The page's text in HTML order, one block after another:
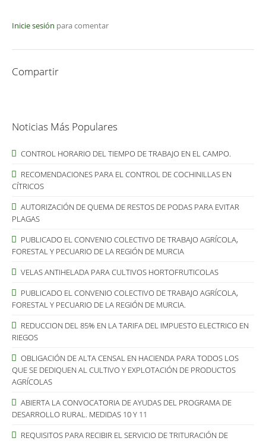
Inicie sesión para comentar
Compartir
Noticias Más Populares
CONTROL HORARIO DEL TIEMPO DE TRABAJO EN EL CAMPO.
RECOMENDACIONES PARA EL CONTROL DE COCHINILLAS EN
CÍTRICOS
AUTORIZACIÓN DE QUEMA DE RESTOS DE PODAS PARA EVITAR
PLAGAS
PUBLICADO EL CONVENIO COLECTIVO DE TRABAJO AGRÍCOLA,
FORESTAL Y PECUARIO DE LA REGIÓN DE MURCIA
VELAS ANTIHELADA PARA CULTIVOS HORTOFRUTICOLAS
PUBLICADO EL CONVENIO COLECTIVO DE TRABAJO AGRÍCOLA,
FORESTAL Y PECUARIO DE LA REGIÓN DE MURCIA.
REDUCCION DEL 85% EN LA TARIFA DEL IMPUESTO ELECTRICO EN
RIEGOS
OBLIGACIÓN DE ALTA CENSAL EN HACIENDA PARA TODOS LOS
QUE SE DEDIQUEN AL CULTIVO Y EXPLOTACIÓN DE PRODUCTOS
AGRÍCOLAS
ABIERTA LA CONVOCATORIA DE AYUDAS DEL PROGRAMA DE
DESARROLLO RURAL. MEDIDAS 10 Y 11
REQUISITOS PARA RECIBIR EL SERVICIO DE TRITURACIÓN DE